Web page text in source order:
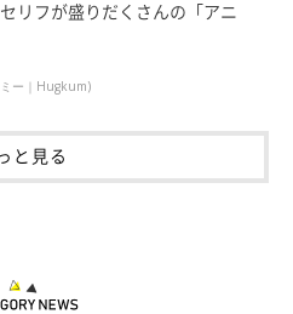
リフが盛りだくさんの「アニ
ー｜Hugkum)
と見る